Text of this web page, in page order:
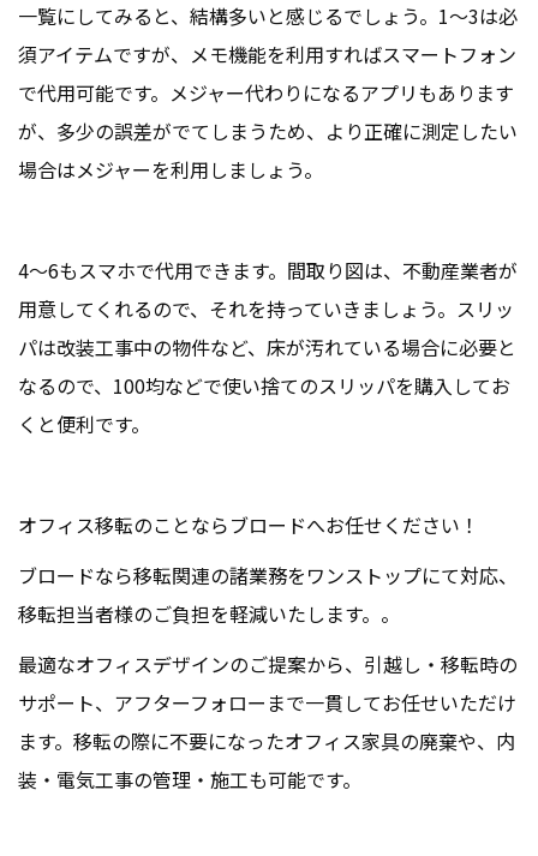
一覧にしてみると、結構多いと感じるでしょう。1～3は必
須アイテムですが、メモ機能を利用すればスマートフォン
で代用可能です。メジャー代わりになるアプリもあります
が、多少の誤差がでてしまうため、より正確に測定したい
場合はメジャーを利用しましょう。
4～6もスマホで代用できます。間取り図は、不動産業者が
用意してくれるので、それを持っていきましょう。スリッ
パは改装工事中の物件など、床が汚れている場合に必要と
なるので、100均などで使い捨てのスリッパを購入してお
くと便利です。
オフィス移転のことならブロードへお任せください！
ブロードなら移転関連の諸業務をワンストップにて対応、
移転担当者様のご負担を軽減いたします。。
最適なオフィスデザインのご提案から、引越し・移転時の
サポート、アフターフォローまで一貫してお任せいただけ
ます。移転の際に不要になったオフィス家具の廃棄や、内
装・電気工事の管理・施工も可能です。